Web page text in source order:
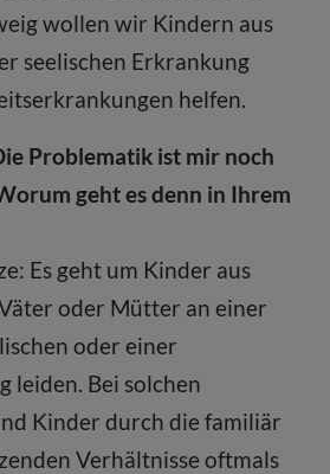
wollen wir Kindern aus
seelischen Erkrankung
helfen.
Problematik ist mir noch
geht es denn in Ihrem
Es geht um Kinder aus
oder Mütter an einer
oder einer
leiden. Bei solchen
Kinder durch die familiär
Verhältnisse oftmals